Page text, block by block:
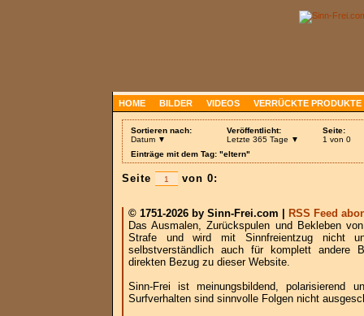
HOME BILDER VIDEOS VERRÜCKTE PRODUKTE
Sortieren nach:
Datum ▼
Veröffentlicht:
Letzte 365 Tage ▼
Seite:
1 von 0
Einträge mit dem Tag: "eltern"
Seite von 0:
© 1751-2026 by Sinn-Frei.com |
RSS Feed
Das Ausmalen, Zurückspulen und Bekleben
Strafe und wird mit Sinnfreientzug nicht
selbstverständlich auch für komplett andere
direkten Bezug zu dieser Website.
Sinn-Frei ist meinungsbildend, polarisierend
Surfverhalten sind sinnvolle Folgen nicht